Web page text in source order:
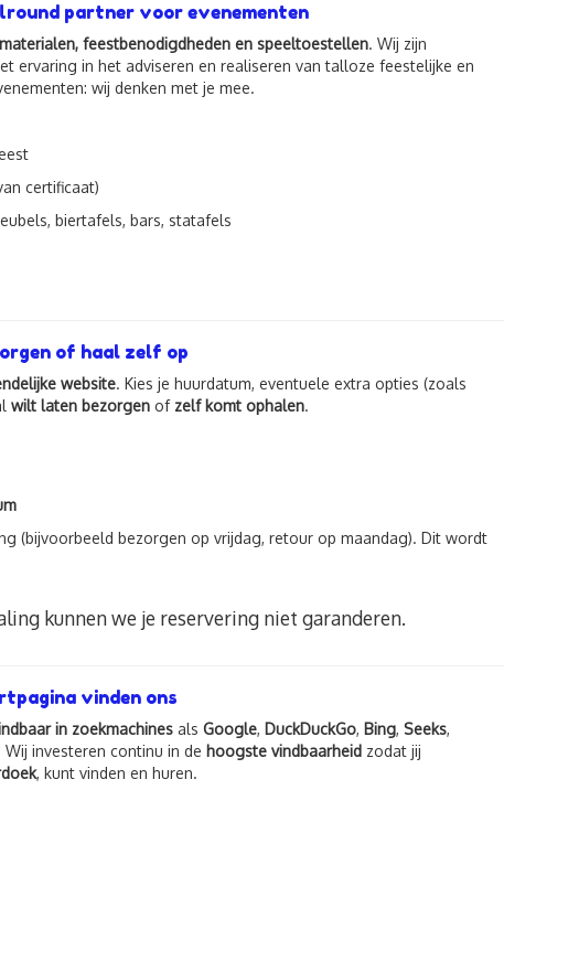
partner voor evenementen
feestbenodigdheden en speeltoestellen. Wij zijn
ervaring in het adviseren en realiseren van talloze feestelijke en
wij denken met je mee.
certificaat)
biertafels, bars, statafels
of haal zelf op
website. Kies je huurdatum, eventuele extra opties (zoals
wilt laten bezorgen of zelf komt ophalen.
(bijvoorbeeld bezorgen op vrijdag, retour op maandag). Dit wordt
kunnen we je reservering niet garanderen.
vinden ons
in zoekmachines als Google, DuckDuckGo, Bing, Seeks,
Wij investeren continu in de hoogste vindbaarheid zodat jij
, kunt vinden en huren.